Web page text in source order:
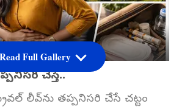
చేస్తే..
లీవ్‌ను తప్పనిసరి చేసే చట్టం
Read Full Gallery